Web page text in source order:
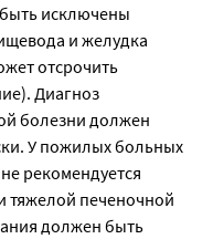
исключены
и желудка
отсрочить
Диагноз
болезни должен
У пожилых больных
рекомендуется
тяжелой печеночной
должен быть